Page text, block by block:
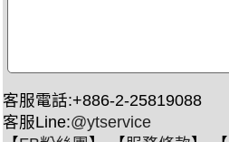
客服電話:+886-2-25819088
客服Line:@ytservice